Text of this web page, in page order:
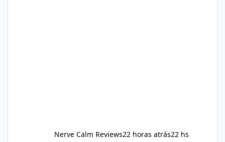
Nerve Calm Reviews22 horas atrás22 hs